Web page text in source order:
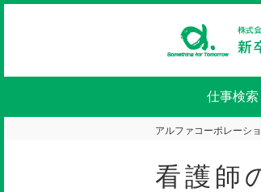
仕事検索
アルファコーポレーシ
看護師